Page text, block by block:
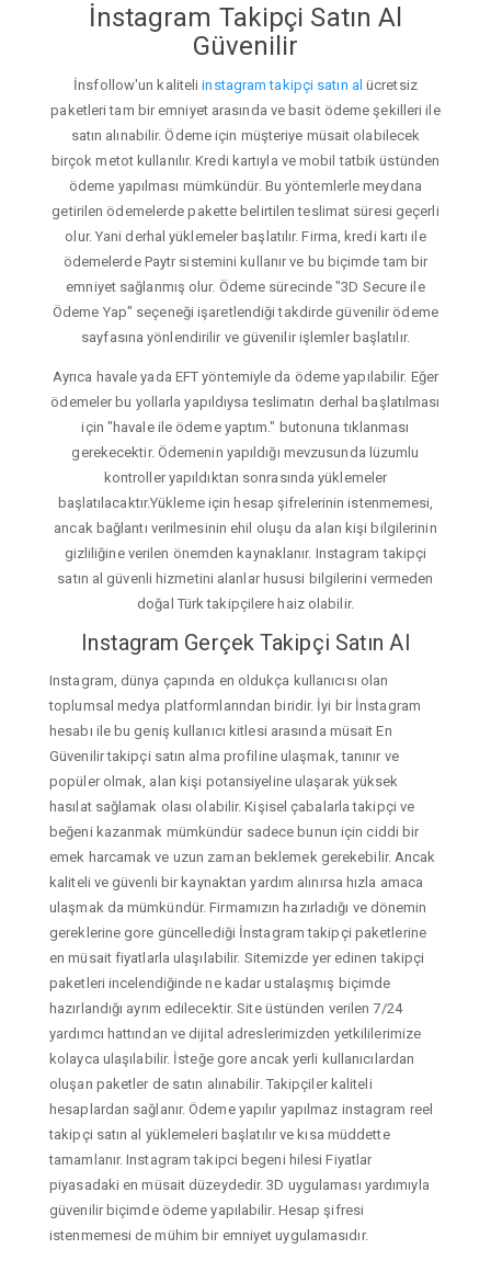
İnstagram Takipçi Satın Al
Güvenilir
İnsfollow'un kaliteliinstagram takipçi satın al ücretsiz
paketleri tam bir emniyet arasında ve basit ödeme şekilleri ile
satın alınabilir. Ödeme için müşteriye müsait olabilecek
birçok metot kullanılır. Kredi kartıyla ve mobil tatbik üstünden
ödeme yapılması mümkündür. Bu yöntemlerle meydana
getirilen ödemelerde pakette belirtilen teslimat süresi geçerli
olur. Yani derhal yüklemeler başlatılır. Firma, kredi kartı ile
ödemelerde Paytr sistemini kullanır ve bu biçimde tam bir
emniyet sağlanmış olur. Ödeme sürecinde "3D Secure ile
Ödeme Yap" seçeneği işaretlendiği takdirde güvenilir ödeme
sayfasına yönlendirilir ve güvenilir işlemler başlatılır.
Ayrıca havale yada EFT yöntemiyle da ödeme yapılabilir. Eğer
ödemeler bu yollarla yapıldıysa teslimatın derhal başlatılması
için "havale ile ödeme yaptım." butonuna tıklanması
gerekecektir. Ödemenin yapıldığı mevzusunda lüzumlu
kontroller yapıldıktan sonrasında yüklemeler
başlatılacaktır.Yükleme için hesap şifrelerinin istenmemesi,
ancak bağlantı verilmesinin ehil oluşu da alan kişi bilgilerinin
gizliliğine verilen önemden kaynaklanır. Instagram takipçi
satın al güvenli hizmetini alanlar hususi bilgilerini vermeden
doğal Türk takipçilere haiz olabilir.
Instagram Gerçek Takipçi Satın Al
Instagram, dünya çapında en oldukça kullanıcısı olan
toplumsal medya platformlarından biridir. İyi bir İnstagram
hesabı ile bu geniş kullanıcı kitlesi arasında müsait En
Güvenilir takipçi satın alma profiline ulaşmak, tanınır ve
popüler olmak, alan kişi potansiyeline ulaşarak yüksek
hasılat sağlamak olası olabilir. Kişisel çabalarla takipçi ve
beğeni kazanmak mümkündür sadece bunun için ciddi bir
emek harcamak ve uzun zaman beklemek gerekebilir. Ancak
kaliteli ve güvenli bir kaynaktan yardım alınırsa hızla amaca
ulaşmak da mümkündür. Firmamızın hazırladığı ve dönemin
gereklerine gore güncellediği İnstagram takipçi paketlerine
en müsait fiyatlarla ulaşılabilir. Sitemizde yer edinen takipçi
paketleri incelendiğinde ne kadar ustalaşmış biçimde
hazırlandığı ayrım edilecektir. Site üstünden verilen 7/24
yardımcı hattından ve dijital adreslerimizden yetkililerimize
kolayca ulaşılabilir. İsteğe gore ancak yerli kullanıcılardan
oluşan paketler de satın alınabilir. Takipçiler kaliteli
hesaplardan sağlanır. Ödeme yapılır yapılmaz instagram reel
takipçi satın al yüklemeleri başlatılır ve kısa müddette
tamamlanır. Instagram takipci begeni hilesi Fiyatlar
piyasadaki en müsait düzeydedir. 3D uygulaması yardımıyla
güvenilir biçimde ödeme yapılabilir. Hesap şifresi
istenmemesi de mühim bir emniyet uygulamasıdır.